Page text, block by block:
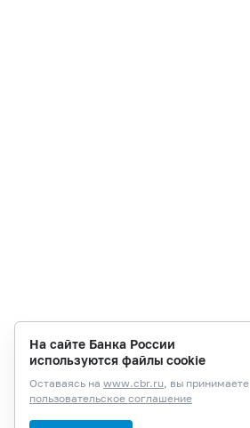
На сайте Банка России
используются файлы cookie
Оставаясь на www.cbr.ru, вы принимаете
пользовательское соглашение